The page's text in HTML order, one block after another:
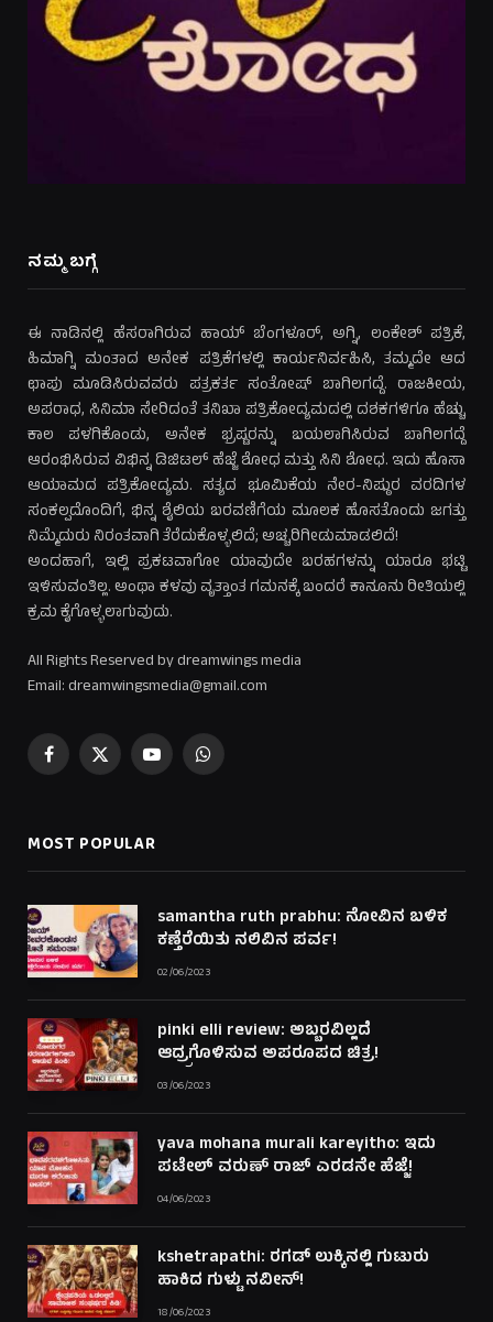
ನಮ್ಮ ಬಗ್ಗೆ
ಈ ನಾಡಿನಲ್ಲಿ ಹೆಸರಾಗಿರುವ ಹಾಯ್ ಬೆಂಗಳೂರ್, ಅಗ್ನಿ, ಲಂಕೇಶ್ ಪತ್ರಿಕೆ,
ಹಿಮಾಗ್ನಿ ಮಂತಾದ ಅನೇಕ ಪತ್ರಿಕೆಗಳಲ್ಲಿ ಕಾರ್ಯನಿರ್ವಹಿಸಿ, ತಮ್ಮದೇ ಆದ
ಛಾಪು ಮೂಡಿಸಿರುವವರು ಪತ್ರಕರ್ತ ಸಂತೋಷ್ ಬಾಗಿಲಗದ್ದೆ. ರಾಜಕೀಯ,
ಅಪರಾಧ, ಸಿನಿಮಾ ಸೇರಿದಂತೆ ತನಿಖಾ ಪತ್ರಿಕೋದ್ಯಮದಲ್ಲಿ ದಶಕಗಳಿಗೂ ಹೆಚ್ಚು
ಕಾಲ ಪಳಗಿಕೊಂಡು, ಅನೇಕ ಭ್ರಷ್ಟರನ್ನು ಬಯಲಾಗಿಸಿರುವ ಬಾಗಿಲಗದ್ದೆ
ಆರಂಭಿಸಿರುವ ವಿಭಿನ್ನ ಡಿಜಿಟಲ್ ಹೆಜ್ಜೆ ಶೋಧ ಮತ್ತು ಸಿನಿ ಶೋಧ. ಇದು ಹೊಸಾ
ಆಯಾಮದ ಪತ್ರಿಕೋದ್ಯಮ. ಸತ್ಯದ ಭೂಮಿಕೆಯ ನೇರ-ನಿಷ್ಠುರ ವರದಿಗಳ
ಸಂಕಲ್ಪದೊಂದಿಗೆ, ಭಿನ್ನ ಶೈಲಿಯ ಬರವಣಿಗೆಯ ಮೂಲಕ ಹೊಸತೊಂದು ಜಗತ್ತು
ನಿಮ್ಮೆದುರು ನಿರಂತವಾಗಿ ತೆರೆದುಕೊಳ್ಳಲಿದೆ; ಅಚ್ಚರಿಗೀಡುಮಾಡಲಿದೆ!
ಅಂದಹಾಗೆ, ಇಲ್ಲಿ ಪ್ರಕಟವಾಗೋ ಯಾವುದೇ ಬರಹಗಳನ್ನು ಯಾರೂ ಭಟ್ಟಿ
ಇಳಿಸುವಂತಿಲ್ಲ. ಅಂಥಾ ಕಳವು ವೃತ್ತಾಂತ ಗಮನಕ್ಕೆ ಬಂದರೆ ಕಾನೂನು ರೀತಿಯಲ್ಲಿ
ಕ್ರಮ ಕೈಗೊಳ್ಳಲಾಗುವುದು.
All Rights Reserved by dreamwings media
Email: dreamwingsmedia@gmail.com
Facebook
X
YouTubeWhatsApp
MOST POPULAR
samantha ruth prabhu: ನೋವಿನ ಬಳಿಕ
ಕಣ್ತೆರೆಯಿತು ನಲಿವಿನ ಪರ್ವ!
02/06/2023
pinki elli review: ಅಬ್ಬರವಿಲ್ಲದೆ
ಆದ್ರ್ರಗೊಳಿಸುವ ಅಪರೂಪದ ಚಿತ್ರ!
03/06/2023
yava mohana murali kareyitho: ಇದು
ಪಟೇಲ್ ವರುಣ್ ರಾಜ್ ಎರಡನೇ ಹೆಜ್ಜೆ!
04/06/2023
kshetrapathi: ರಗಡ್ ಲುಕ್ಕಿನಲ್ಲಿ ಗುಟುರು
ಹಾಕಿದ ಗುಳ್ಟು ನವೀನ್!
18/06/2023